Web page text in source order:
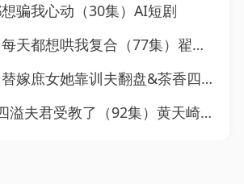
骗我心动（30集）AI短剧
都想哄我复合（77集）翟昭荣＆衡涛
夫翻盘&茶香四溢替嫁庶女她靠训夫翻盘（53集）郑齐＆李十七
夫君受教了（92集）黄天崎＆汪海敏